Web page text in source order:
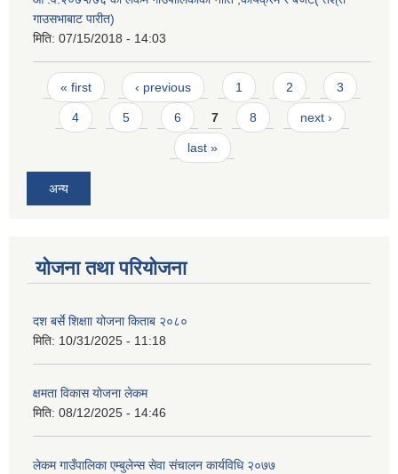
गाउसभाबाट पारीत)
मिति: 07/15/2018 - 14:03
Pages
« first ‹ previous 1 2 3
4 5 6 7 8 next ›
last »
अन्य
योजना तथा परियोजना
दश बर्से शिक्षाा योजना किताब २०८०
मिति: 10/31/2025 - 11:18
क्षमता विकास योजना लेकम
मिति: 08/12/2025 - 14:46
लेकम गाउँपालिका एम्बुलेन्स सेवा संचालन कार्यविधि २०७७